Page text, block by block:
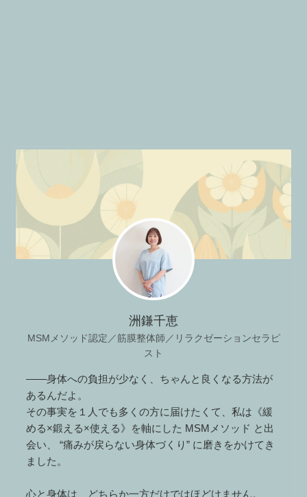
洲鎌千恵
MSMメソッド認定／筋膜整体師／リラクゼーションセラピ
スト
――身体への負担が少なく、ちゃんと良くなる方法が
あるんだよ。
その事実を１人でも多くの方に届けたくて、私は《緩
める×鍛える×使える》を軸にした MSMメソッド と出
会い、 “痛みが戻らない身体づくり” に磨きをかけてき
ました。
心と身体は、どちらか一方だけではほどけません。